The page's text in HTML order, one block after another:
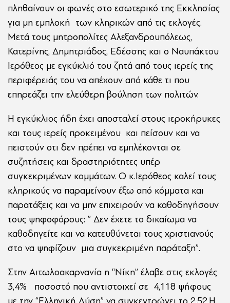
πληθαίνουν οι φωνές στο εσωτερικό της Εκκλησίας
για μη εμπλοκή των κληρικών από τις εκλογές.
Μετά τους μητροπολίτες Αλεξανδρουπόλεως,
Κατερίνης, Δημητριάδος, Εδέσσης και ο Ναυπάκτου
Ιερόθεος με εγκύκλιό του ζητά από τους ιερείς της
περιφέρειάς του να απέχουν από κάθε τι που
επηρεάζει την ελεύθερη βούληση των πολιτών.
Η εγκύκλιος ήδη έχει αποσταλεί στους ιεροκήρυκες
και τους ιερείς προκειμένου και πείσουν και να
πειστούν οτι δεν πρέπει να εμπλέκονται σε
συζητήσεις και δραστηριότητες υπέρ
συγκεκριμένων κομμάτων. Ο κ.Ιερόθεος καλεί τους
κληρικούς να παραμείνουν έξω από κόμματα και
παρατάξεις και να μην επιχειρούν να καθοδηγήσουν
τους ψηφοφόρους: ” Δεν έχετε το δικαίωμα να
καθοδηγείτε και να κατευθύνεται τους χριστιανούς
στο να ψηφίζουν μια συγκεκριμένη παράταξη”.
Στην Αιτωλοακαρνανία η “Νίκη” έλαβε στις εκλογές
3,4% ποσοστό που αντιστοιχεί σε 4,118 ψήφους